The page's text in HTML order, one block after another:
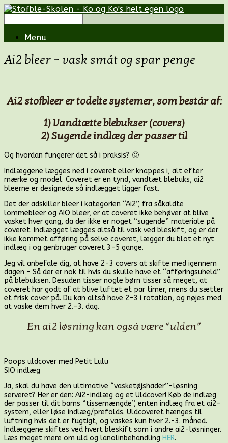
Menu
Ai2 bleer – vask småt og spar penge
Ai2 stofbleer er todelte systemer, som består af:
1) Vandtætte blebukser (covers)
2) Sugende indlæg der passer til
Og hvordan fungerer det så i praksis? 🙂
Indlæggene lægges ned i coveret eller knappes i, alt efter
mærke og model. Coveret er en tynd, vandtæt blebuks, ai2
bleerne er designede så indlægget ligger fast.
Det der adskiller bleer i kategorien “Ai2”, fra såkaldte
lommebleer og AIO bleer, er at coveret ikke behøver at blive
vasket hver gang, da der ikke er noget “sugende” materiale på
coveret. Indlægget lægges altså til vask ved bleskift, og er der
ikke kommet afføring på selve coveret, lægger du blot et nyt
indlæg i og genbruger coveret 3-5 gange.
Jeg vil anbefale dig, at have 2-3 covers at skifte med igennem
dagen – Så der er nok til hvis du skulle have et “afføringsuheld”
på blebuksen. Desuden tisser nogle børn tisser så meget, at
coveret har godt af at blive luftet et par timer, mens du sætter
et frisk cover på. Du kan altså have 2-3 i rotation, og nøjes med
at vaske dem hver 2.-3. dag.
En ai2 løsning kan også være “ulden”
Poops uldcover med Petit Lulu
SIO indlæg
Ja, skal du have den ultimative “vasketøjshader”-løsning
serveret? Her er den: Ai2-indlæg og et Uldcover! Køb de indlæg
der passer til dit barns “tissemængde”, enten indlæg fra et ai2-
system, eller løse indlæg/prefolds. Uldcoveret hænges til
luftning hvis det er fugtigt, og vaskes kun hver 2.-3. måned.
Indlæggene skiftes ved hvert bleskift som i andre ai2-løsninger.
Læs meget mere om uld og lanolinbehandling HER.